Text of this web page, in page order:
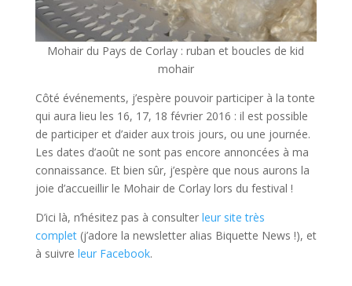
Mohair du Pays de Corlay : ruban et boucles de kid
mohair
Côté événements, j’espère pouvoir participer à la tonte
qui aura lieu les 16, 17, 18 février 2016 : il est possible
de participer et d’aider aux trois jours, ou une journée.
Les dates d’août ne sont pas encore annoncées à ma
connaissance. Et bien sûr, j’espère que nous aurons la
joie d’accueillir le Mohair de Corlay lors du festival !
D’ici là, n’hésitez pas à consulter leur site très
complet(j’adore la newsletter alias Biquette News !), et
à suivre leur Facebook.